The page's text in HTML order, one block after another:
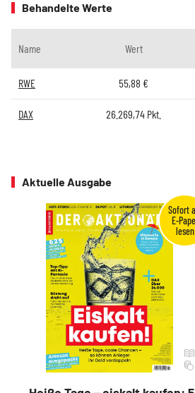
Behandelte Werte
Name Wert
RWE 55,88 €
DAX 26.269,74 Pkt.
Aktuelle Ausgabe